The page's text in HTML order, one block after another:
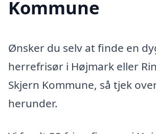
Kommune
Ønsker du selv at finde en
herrefrisør i Højmark eller
Skjern Kommune, så tjek
herunder.